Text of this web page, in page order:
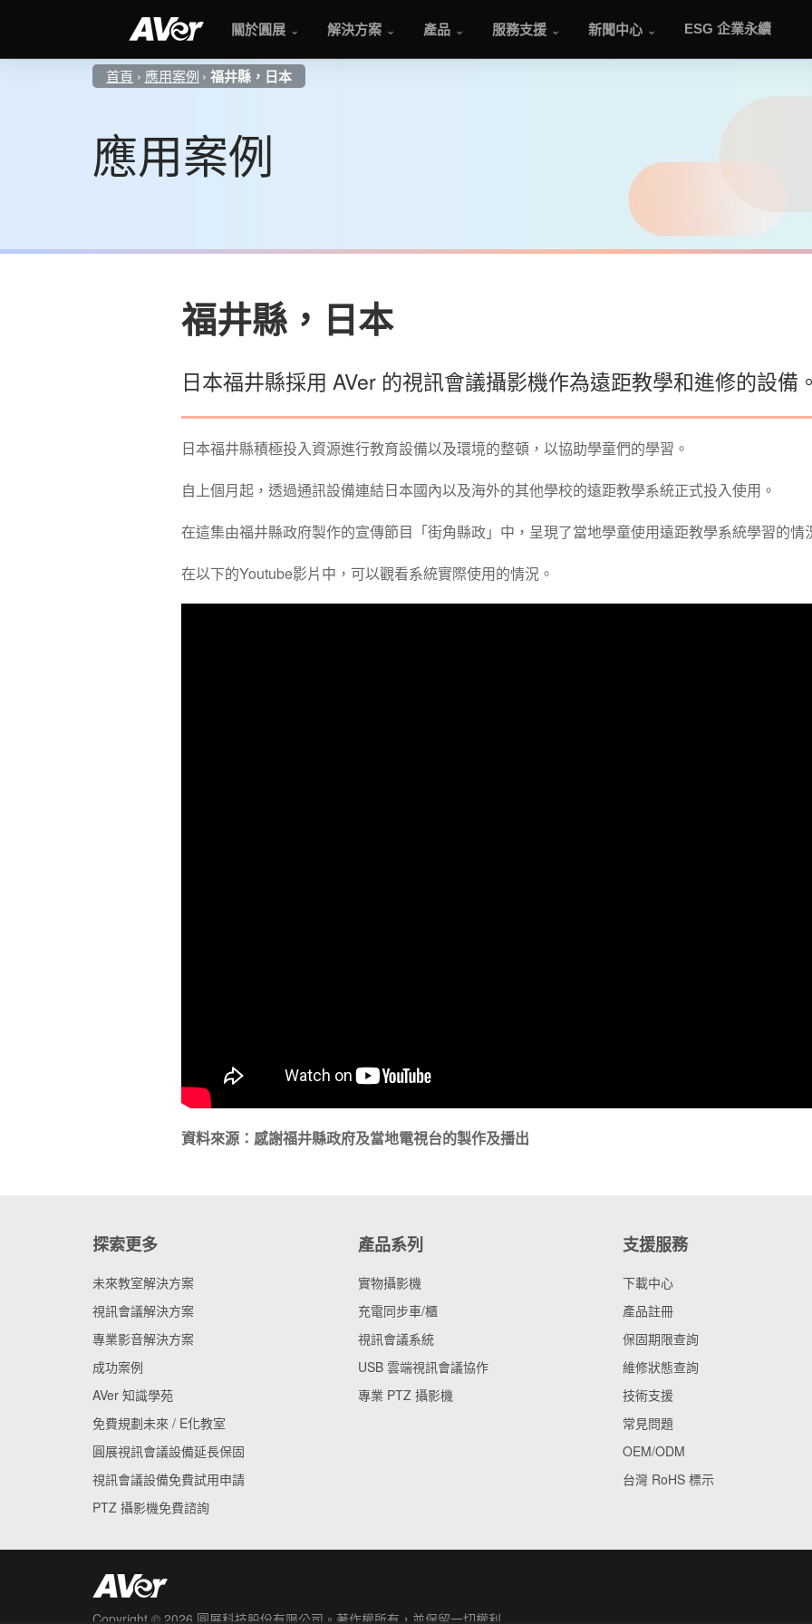
關於圓展 解決方案 產品 服務支援 新聞中心 ESG 企業永續
首頁 應用案例 福井縣，日本
應用案例
福井縣，日本
日本福井縣採用 AVer 的視訊會議攝影機作為遠距教學和進修的設備
日本福井縣積極投入資源進行教育設備以及環境的整頓，以協助學童們的學習。
自上個月起，透過通訊設備連結日本國內以及海外的其他學校的遠距教學系統正式投入使用。
在這集由福井縣政府製作的宣傳節目「街角縣政」中，呈現了當地學童使用遠距教學系統學習的情
在以下的Youtube影片中，可以觀看系統實際使用的情況。
資料來源：感謝福井縣政府及當地電視台的製作及播出
探索更多
未來教室解決方案
視訊會議解決方案
專業影音解決方案
成功案例
AVer 知識學苑
免費規劃未來 / E化教室
圓展視訊會議設備延長保固
視訊會議設備免費試用申請
PTZ 攝影機免費諮詢
產品系列
實物攝影機
充電同步車/櫃
視訊會議系統
USB 雲端視訊會議協作
專業 PTZ 攝影機
支援服務
下載中心
產品註冊
保固期限查詢
維修狀態查詢
技術支援
常見問題
OEM/ODM
台灣 RoHS 標示
Copyright © 2026 圓展科技股份有限公司 。著作權所有，並保留一切權利